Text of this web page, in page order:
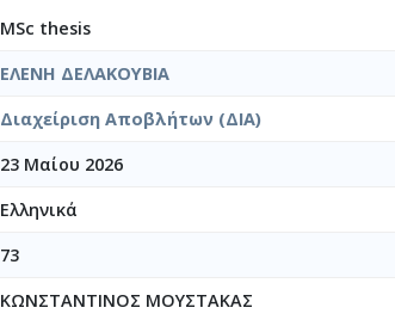
MSc thesis
ΕΛΕΝΗ ΔΕΛΑΚΟΥΒΙΑ
Διαχείριση Αποβλήτων (ΔΙΑ)
23 Μαίου 2026
Ελληνικά
73
ΚΩΝΣΤΑΝΤΙΝΟΣ ΜΟΥΣΤΑΚΑΣ